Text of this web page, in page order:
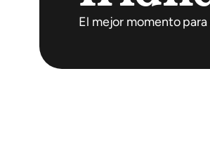
El mejor momento